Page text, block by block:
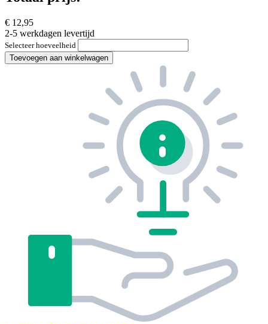
€ 12,95
2-5 werkdagen levertijd
Selecteer hoeveelheid
Toevoegen aan winkelwagen